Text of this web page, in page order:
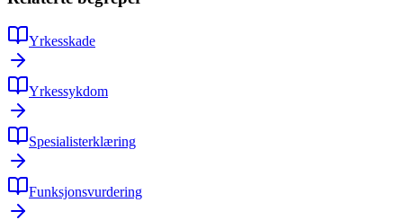
Yrkesskade
Yrkessykdom
Spesialisterklæring
Funksjonsvurdering